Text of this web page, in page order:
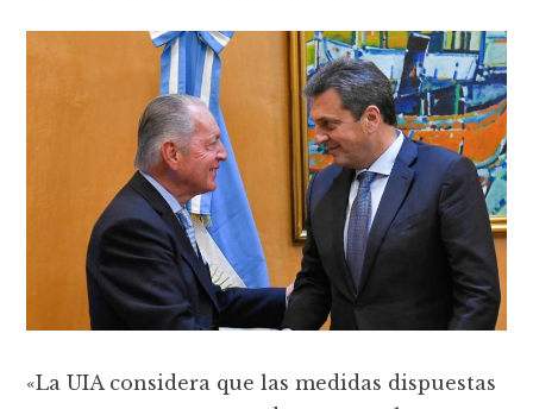
«La UIA considera que las medidas dispuestas